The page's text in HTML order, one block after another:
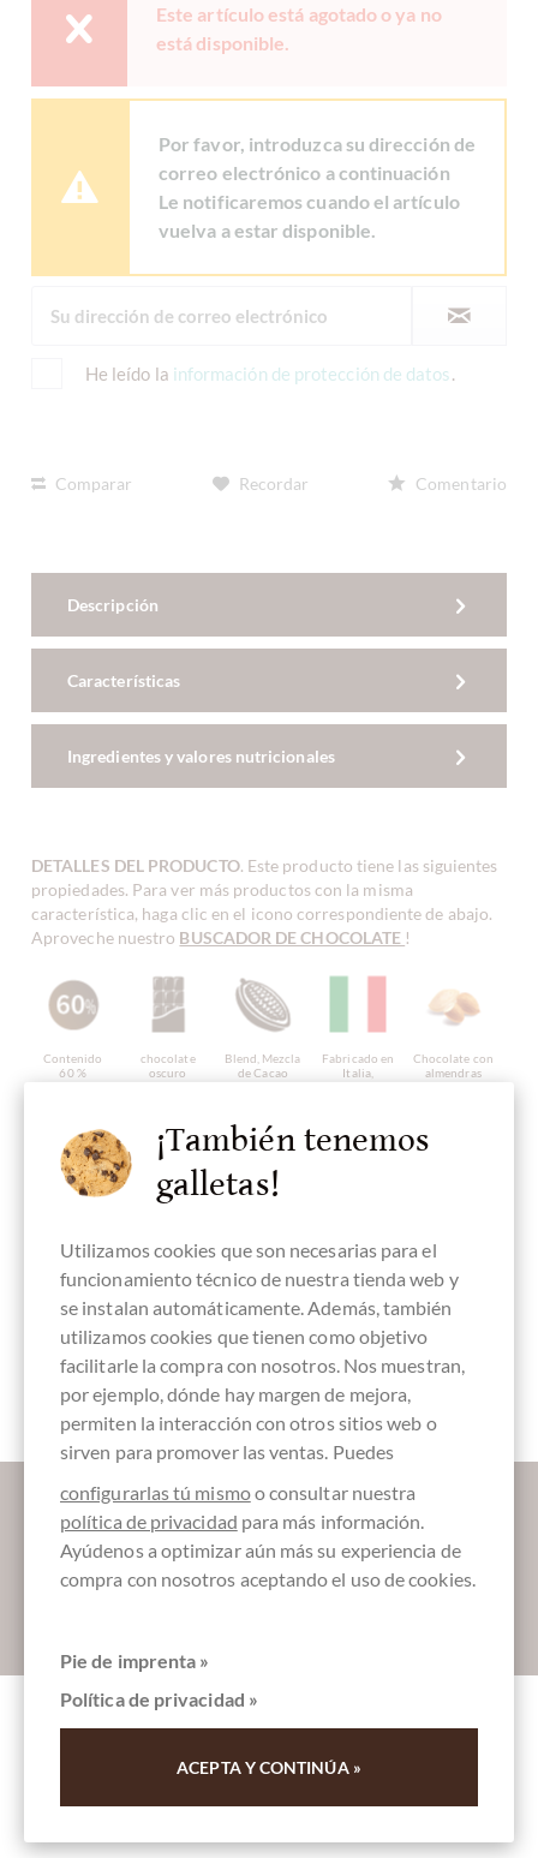
Este artículo está agotado o ya no
está disponible.
Por favor, introduzca su dirección de
correo electrónico a continuación
Le notificaremos cuando el artículo
vuelva a estar disponible.
He leído la información de protección de datos.
Comparar Recordar Comentario
Descripción
Características
Ingredientes y valores nutricionales
DETALLES DEL PRODUCTO. Este producto tiene las siguientes
propiedades. Para ver más productos con la misma
característica, haga clic en el icono correspondiente de abajo.
Aproveche nuestro BUSCADOR DE CHOCOLATE !
Contenido
60 %
chocolate
oscuro
Blend, Mezcla
de Cacao
Fabricado en
Italia,
Chocolate con
almendras
azúcar
amigable
Barras de
Déjanos endulzar tu bandeja de entrada:
Fondente - 60% Dunkle Schokolade mit
ganzen Mandeln
¡También tenemos
galletas!
Utilizamos cookies que son necesarias para el
funcionamiento técnico de nuestra tienda web y
se instalan automáticamente. Además, también
utilizamos cookies que tienen como objetivo
facilitarle la compra con nosotros. Nos muestran,
por ejemplo, dónde hay margen de mejora,
permiten la interacción con otros sitios web o
sirven para promover las ventas. Puedes
configurarlas tú mismoo consultar nuestra
política de privacidad para más información.
Ayúdenos a optimizar aún más su experiencia de
compra con nosotros aceptando el uso de cookies.
Pie de imprenta »
Política de privacidad »
ACEPTA Y CONTINÚA »